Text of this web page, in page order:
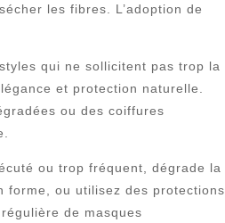
les fibres. L’adoption de
qui ne sollicitent pas trop la
et protection naturelle.
ou des coiffures
ou trop fréquent, dégrade la
forme, ou utilisez des protections
de masques